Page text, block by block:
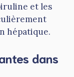
et les
hépatique.
dans